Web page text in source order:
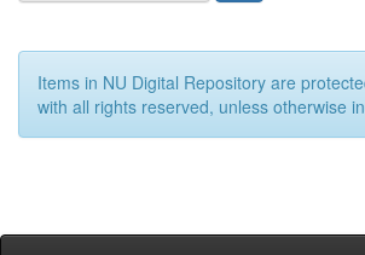
Items in NU Digital Repository are
with all rights reserved, unless otherwise